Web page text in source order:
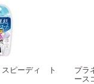
ピーディ ト
プラ
ース